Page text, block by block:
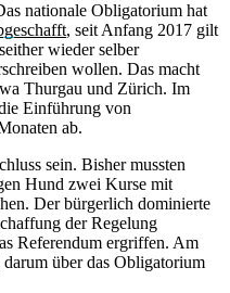
nationale Obligatorium hat
, seit Anfang 2017 gilt
wieder selber
wollen. Das macht
Thurgau und Zürich. Im
Einführung von
ab.
sein. Bisher mussten
Hund zwei Kurse mit
Der bürgerlich dominierte
der Regelung
Referendum ergriffen. Am
über das Obligatorium